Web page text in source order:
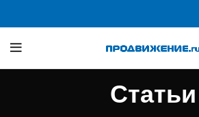
Статьи